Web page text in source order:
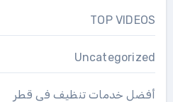
TOP VIDEOS
Uncategorized
أفضل خدمات تنظيف فى قطر